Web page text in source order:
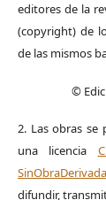
editores de la
(copyright) de
de las mismos
©
2. Las obras se
una licencia
difundir,